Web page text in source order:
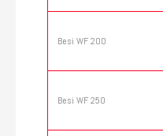
Besi WF 200
Besi WF 250